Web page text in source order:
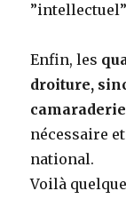
Enfin, les
droiture,
camaraderie
nécessaire
national.
Voilà